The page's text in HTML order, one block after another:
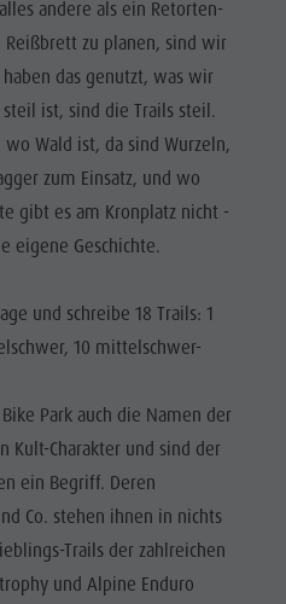
Wellness
Familie &
Kinder
Info A-Z
andere als ein Retorten-
Reißbrett zu planen, sind wir
das genutzt, was wir
ist, sind die Trails steil.
Wald ist, da sind Wurzeln,
zum Einsatz, und wo
gibt es am Kronplatz nicht -
eigene Geschichte.
und schreibe 18 Trails: 1
10 mittelschwer-
Park auch die Namen der
Kult-Charakter und sind der
ein Begriff. Deren
Co. stehen ihnen in nichts
Trails der zahlreichen
und Alpine Enduro